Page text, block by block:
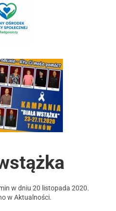
w dniu 20 listopada 2020.
w Aktualności.